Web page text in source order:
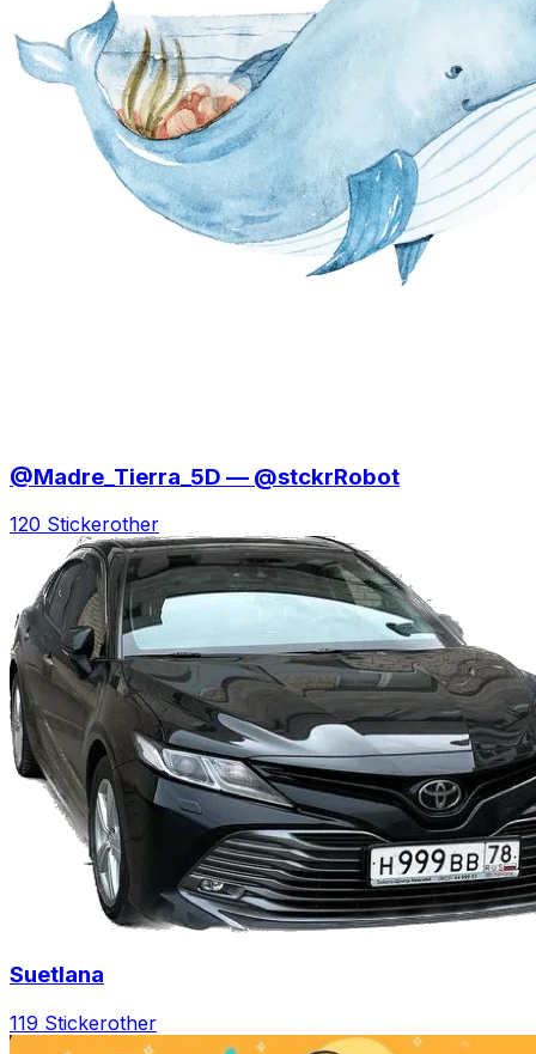
@Madre_Tierra_5D — @stckrRobot
120 Stickerother
Suetlana
119 Stickerother